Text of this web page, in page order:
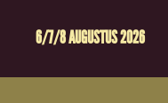
6/7/8 AUGUSTUS 2026